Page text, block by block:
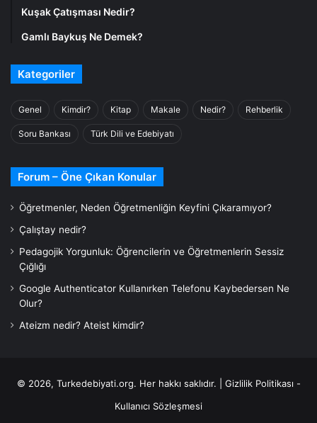
Kuşak Çatışması Nedir?
Gamlı Baykuş Ne Demek?
Kategoriler
Genel Kimdir? Kitap Makale Nedir? Rehberlik
Soru Bankası Türk Dili ve Edebiyatı
Forum – Öne Çıkan Konular
Öğretmenler, Neden Öğretmenliğin Keyfini Çıkaramıyor?
Çalıştay nedir?
Pedagojik Yorgunluk: Öğrencilerin ve Öğretmenlerin Sessiz
Çığlığı
Google Authenticator Kullanırken Telefonu Kaybedersen Ne
Olur?
Ateizm nedir? Ateist kimdir?
© 2026, Turkedebiyati.org. Her hakkı saklıdır. | Gizlilik Politikası -
Kullanıcı Sözleşmesi